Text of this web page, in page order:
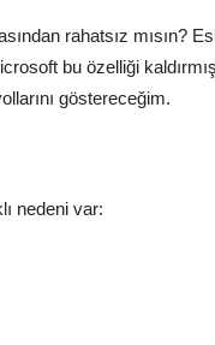
rahatsız mısın?
bu özelliği
göstereceğim.
nedeni var: